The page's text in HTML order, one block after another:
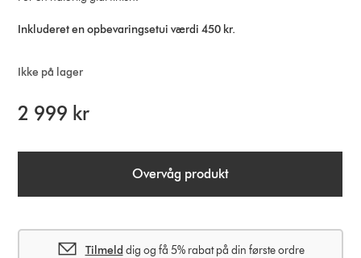
Inkluderet en opbevaringsetui værdi 450 kr.
Ikke på lager
2 999 kr
Overvåg produkt
Tilmeld dig og få 5% rabat på din første ordre